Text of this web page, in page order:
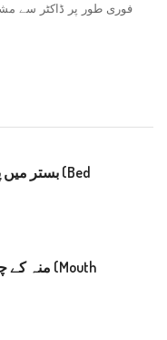
فوری طور پر ڈاکٹر سے